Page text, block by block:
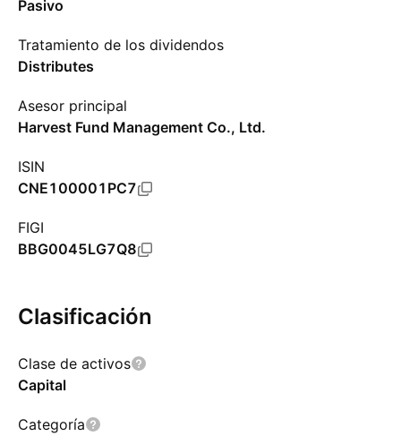
Pasivo
Tratamiento de los dividendos
Distributes
Asesor principal
Harvest Fund Management Co., Ltd.
ISIN
CNE100001PC7
FIGI
BBG0045LG7Q8
Clasificación
Clase de activos
Capital
Categoría